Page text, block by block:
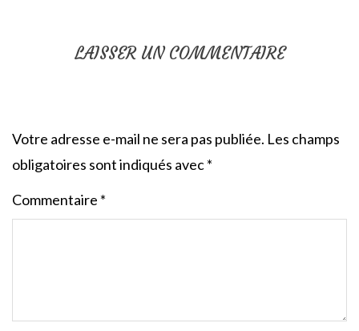
LAISSER UN COMMENTAIRE
Votre adresse e-mail ne sera pas publiée. Les champs
obligatoires sont indiqués avec*
Commentaire *